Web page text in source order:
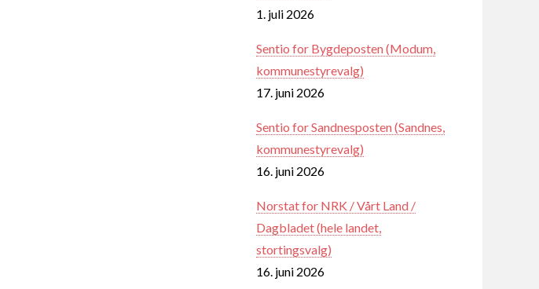
1. juli 2026
Sentio for Bygdeposten (Modum,
kommunestyrevalg)
17. juni 2026
Sentio for Sandnesposten (Sandnes,
kommunestyrevalg)
16. juni 2026
Norstat for NRK / Vårt Land /
Dagbladet (hele landet,
stortingsvalg)
16. juni 2026